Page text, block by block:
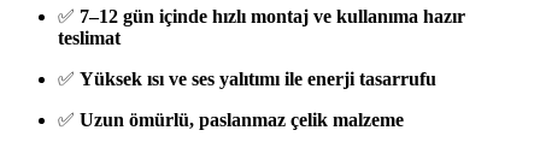
✅ 7–12 gün içinde hızlı montaj ve kullanıma hazır
teslimat
✅ Yüksek ısı ve ses yalıtımı ile enerji tasarrufu
✅ Uzun ömürlü, paslanmaz çelik malzeme